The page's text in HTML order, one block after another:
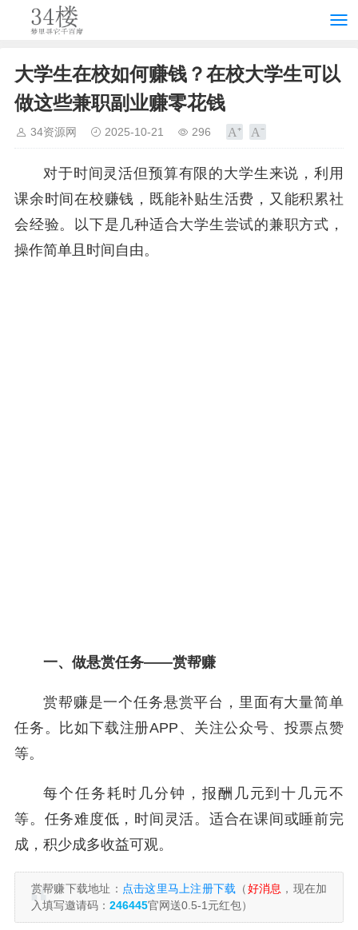
大学生在校如何赚钱？在校大学生可以
做这些兼职副业赚零花钱
34资源网 2025-10-21 296
对于时间灵活但预算有限的大学生来说，利用
课余时间在校赚钱，既能补贴生活费，又能积累社
会经验。以下是几种适合大学生尝试的兼职方式，
操作简单且时间自由。
一、做悬赏任务——赏帮赚
赏帮赚是一个任务悬赏平台，里面有大量简单
任务。比如下载注册APP、关注公众号、投票点赞
等。
每个任务耗时几分钟，报酬几元到十几元不
等。任务难度低，时间灵活。适合在课间或睡前完
成，积少成多收益可观。
赏帮赚下载地址： 点击这里马上注册下载 （好消息 ，现在加
入填写邀请码： 246445官网送0.5-1元红包）